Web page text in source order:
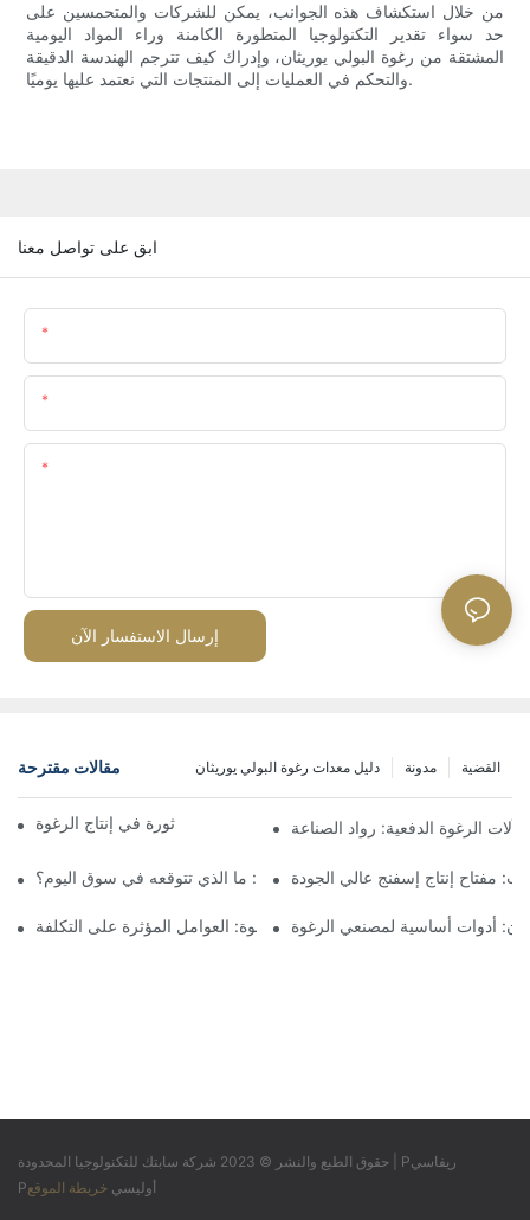
من خلال استكشاف هذه الجوانب، يمكن للشركات والمتحمسين على
حد سواء تقدير التكنولوجيا المتطورة الكامنة وراء المواد اليومية
المشتقة من رغوة البولي يوريثان، وإدراك كيف تترجم الهندسة الدقيقة
والتحكم في العمليات إلى المنتجات التي نعتمد عليها يوميًا.
ابق على تواصل معنا
إرسال الاستفسار الآن
مقالات مقترحة القضية مدونة دليل معدات رغوة البولي يوريثان
آلات الرغوة المستمرة: ثورة في إنتاج الرغوةآلات الرغوة الدفعية: رواد الصناعة
أسعار آلات الرغوة الدفعية: ما الذي تتوقعه في سوق اليوم؟
مفتاح إنتاج إسفنج عالي الجودة
أسعار آلات إعادة ربط الرغوة: العوامل المؤثرة على التكلفة
أدوات أساسية لمصنعي الرغوة
Pريفاسي
Pأوليسي خريطة الموقع